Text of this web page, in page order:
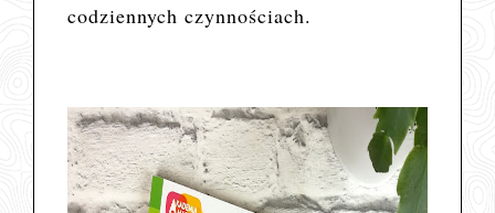
codziennych czynnościach.